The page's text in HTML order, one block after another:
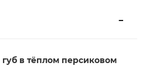
в тёплом персиковом